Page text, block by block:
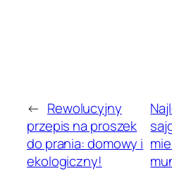
← Rewolucyjny
przepis na proszek
do prania: domowy i
ekologiczny!